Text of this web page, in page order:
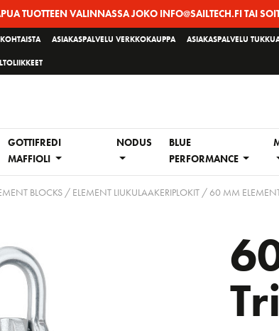
TUOTTEEN VALINNASSA JOKO INFO@SAILTECH.FI TAI
ASIAKASPALVELU VERKKOKAUPPA ASIAKASPALVELU
GOTTIFREDI
MAFFIOLI
NODUS
BLUE
PERFORMANCE
BLOCKS / ELEMENT LIUKULAAKERIPLOKIT/ 60 MM